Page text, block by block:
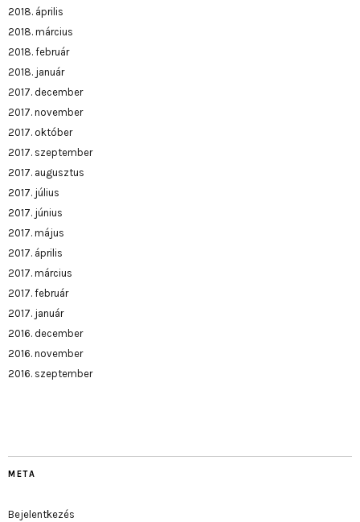
2018. április
2018. március
2018. február
2018. január
2017. december
2017. november
2017. október
2017. szeptember
2017. augusztus
2017. július
2017. június
2017. május
2017. április
2017. március
2017. február
2017. január
2016. december
2016. november
2016. szeptember
META
Bejelentkezés